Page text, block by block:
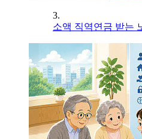
3.
소액 직역연금 받는